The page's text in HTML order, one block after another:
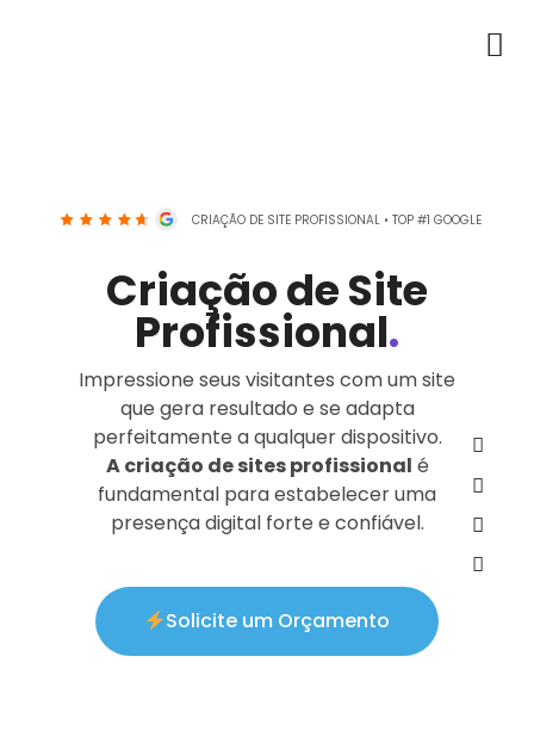
CRIAÇÃO DE SITE PROFISSIONAL • TOP #1 GOOGLE
Criação de Site
Profissional.
Impressione seus visitantes com um site
que gera resultado e se adapta
perfeitamente a qualquer dispositivo.
A criação de sites profissional é
fundamental para estabelecer uma
presença digital forte e confiável.
Solicite um Orçamento